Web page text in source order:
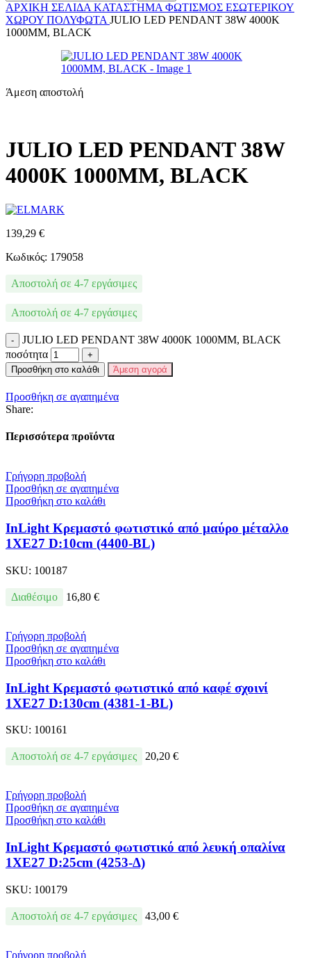
ΑΡΧΙΚΉ ΣΕΛΊΔΑ ΚΑΤΆΣΤΗΜΑ ΦΩΤΙΣΜΌΣ ΕΣΩΤΕΡΙΚΟΎ
ΧΏΡΟΥ ΠΟΛΎΦΩΤΑ JULIO LED PENDANT 38W 4000K
1000MM, BLACK
Άμεση αποστολή
JULIO LED PENDANT 38W
4000K 1000MM, BLACK
139,29 €
Κωδικός: 179058
Αποστολή σε 4-7 εργάσιμες
Αποστολή σε 4-7 εργάσιμες
JULIO LED PENDANT 38W 4000K 1000MM, BLACK
ποσότητα
Προσθήκη στο καλάθι Άμεση αγορά
Προσθήκη σε αγαπημένα
Share:
Περισσότερα προϊόντα
Γρήγορη προβολή
Προσθήκη σε αγαπημένα
Προσθήκη στο καλάθι
InLight Κρεμαστό φωτιστικό από μαύρο μέταλλο
1XE27 D:10cm (4400-BL)
SKU: 100187
Διαθέσιμο 16,80 €
Γρήγορη προβολή
Προσθήκη σε αγαπημένα
Προσθήκη στο καλάθι
InLight Κρεμαστό φωτιστικό από καφέ σχοινί
1XE27 D:130cm (4381-1-BL)
SKU: 100161
Αποστολή σε 4-7 εργάσιμες 20,20 €
Γρήγορη προβολή
Προσθήκη σε αγαπημένα
Προσθήκη στο καλάθι
InLight Κρεμαστό φωτιστικό από λευκή οπαλίνα
1XE27 D:25cm (4253-Δ)
SKU: 100179
Αποστολή σε 4-7 εργάσιμες 43,00 €
Γρήγορη προβολή